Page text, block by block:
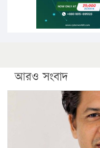
আরও সংবাদ